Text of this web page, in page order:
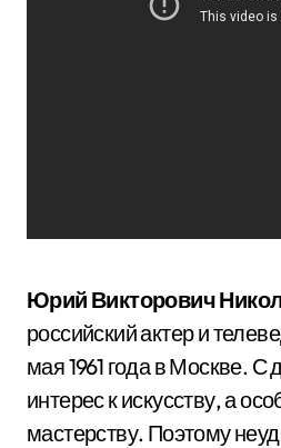
Юрий Викторович
российский актер и
мая 1961 года в Москве. С
интерес к искусству, а
мастерству. Поэтому